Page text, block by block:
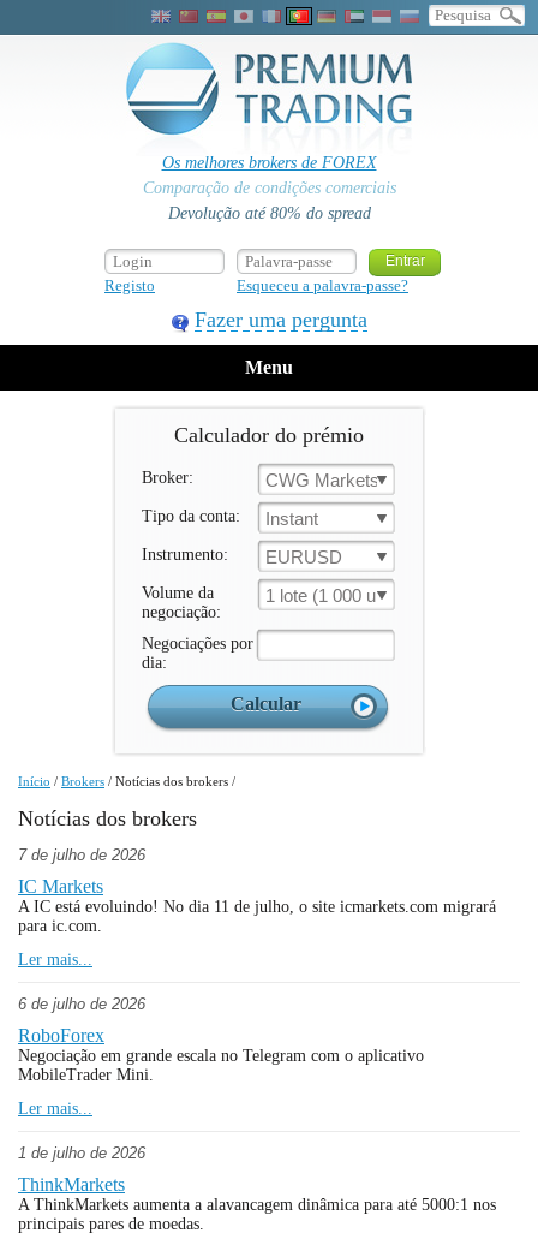
Os melhores brokers de FOREX
Comparação de condições comerciais
Devolução até 80% do spread
Registo Esqueceu a palavra-passe?
Fazer uma pergunta
Menu
Calculador do prémio
Broker: CWG Markets
Tipo da conta: Instant
Instrumento: EURUSD
Volume da
negociação:
1 lote (1 000 un.)
Negociações por
dia:
Início / Brokers / Notícias dos brokers /
Notícias dos brokers
7 de julho de 2026
IC Markets
A IC está evoluindo! No dia 11 de julho, o site icmarkets.com migrará
para ic.com.
Ler mais...
6 de julho de 2026
RoboForex
Negociação em grande escala no Telegram com o aplicativo
MobileTrader Mini.
Ler mais...
1 de julho de 2026
ThinkMarkets
A ThinkMarkets aumenta a alavancagem dinâmica para até 5000:1 nos
principais pares de moedas.